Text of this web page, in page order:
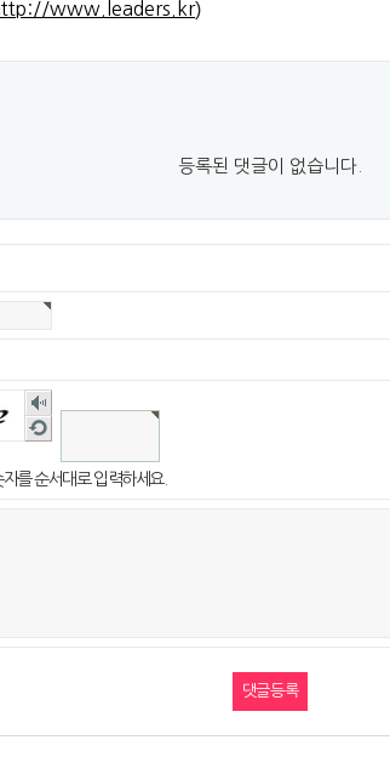
www.leaders.kr)
등록된 댓글이 없습니다.
숫
자
음
듣
기
새
로
고
침
를 순서대로 입력하세요.